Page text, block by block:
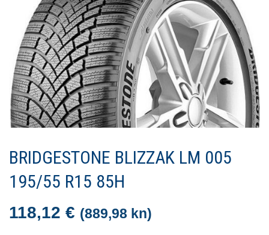
BRIDGESTONE BLIZZAK LM 005
195/55 R15 85H
118,12 € (889,98 kn)